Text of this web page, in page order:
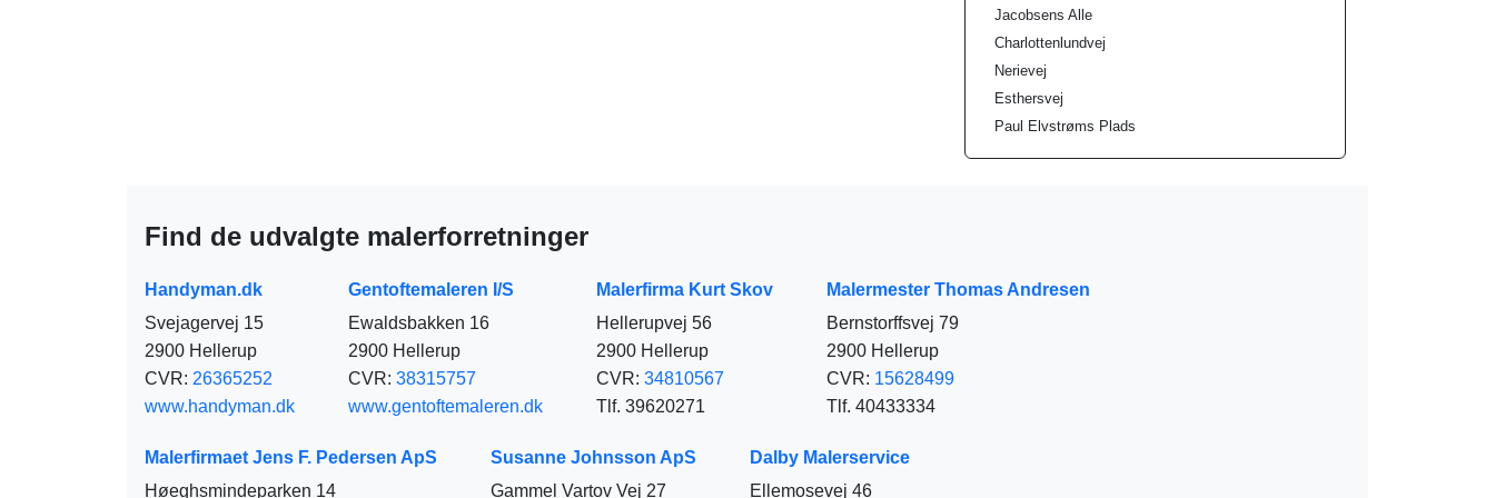
Jacobsens Alle
Charlottenlundvej
Nerievej
Esthersvej
Paul Elvstrøms Plads
Find de udvalgte malerforretninger
Handyman.dk
Svejagervej 15
2900 Hellerup
CVR: 26365252
www.handyman.dk
Gentoftemaleren I/S
Ewaldsbakken 16
2900 Hellerup
CVR: 38315757
www.gentoftemaleren.dk
Malerfirma Kurt Skov
Hellerupvej 56
2900 Hellerup
CVR: 34810567
Tlf. 39620271
Malermester Thomas Andresen
Bernstorffsvej 79
2900 Hellerup
CVR: 15628499
Tlf. 40433334
Malerfirmaet Jens F. Pedersen ApS
Høeghsmindeparken 14
Susanne Johnsson ApS
Gammel Vartov Vej 27
Dalby Malerservice
Ellemosevej 46